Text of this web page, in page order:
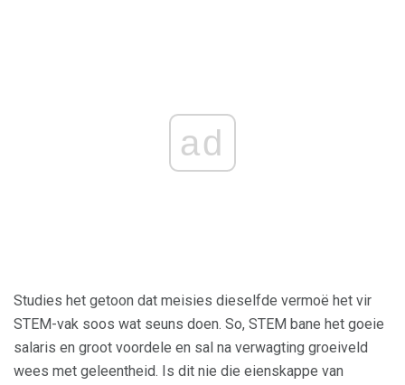
ad
Studies het getoon dat meisies dieselfde vermoë het vir
STEM-vak soos wat seuns doen. So, STEM bane het goeie
salaris en groot voordele en sal na verwagting groeiveld
wees met geleentheid. Is dit nie die eienskappe van